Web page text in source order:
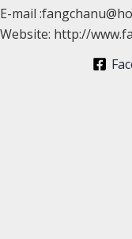
E-mail
Website: http://